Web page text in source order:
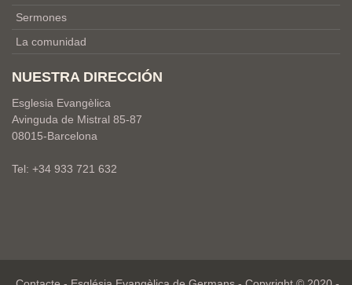
Sermones
La comunidad
NUESTRA DIRECCIÓN
Esglesia Evangèlica
Avinguda de Mistral 85-87
08015-Barcelona
Tel: +34 933 721 632